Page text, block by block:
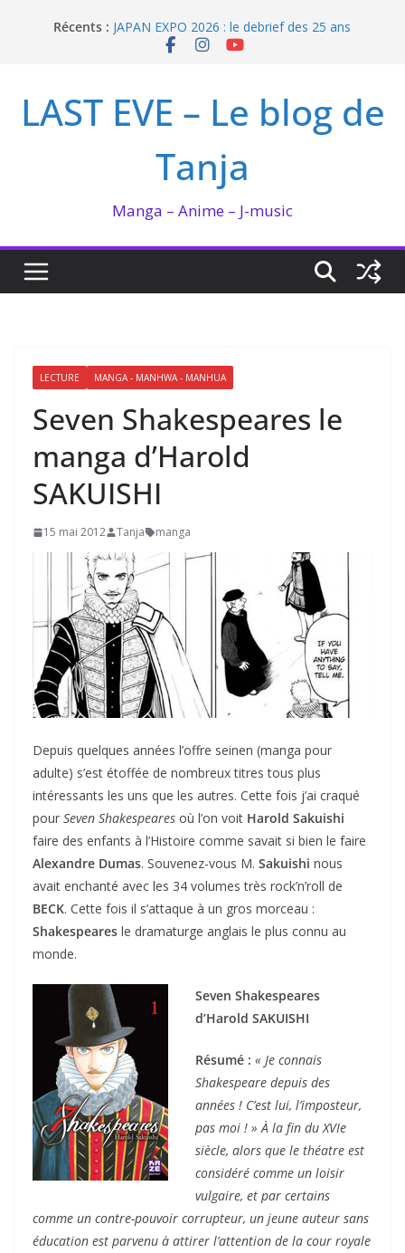
Récents : JAPAN EXPO 2026 : le debrief des 25 ans
Bilan lecture et visionnage de juillet 2026
Enomoto n’est pas un ange
LAST EVE – Le blog de
Tanja
Manga – Anime – J-music
LECTURE MANGA - MANHWA - MANHUA
Seven Shakespeares le
manga d’Harold
SAKUISHI
15 mai 2012 Tanja manga
Depuis quelques années l’offre seinen (manga pour
adulte) s’est étoffée de nombreux titres tous plus
intéressants les uns que les autres. Cette fois j’ai craqué
pour Seven Shakespeares où l’on voit Harold Sakuishi
faire des enfants à l’Histoire comme savait si bien le faire
Alexandre Dumas. Souvenez-vous M. Sakuishi nous
avait enchanté avec les 34 volumes très rock’n’roll de
BECK. Cette fois il s’attaque à un gros morceau :
Shakespeares le dramaturge anglais le plus connu au
monde.
Seven Shakespeares
d’Harold SAKUISHI
Résumé : « Je connais
Shakespeare depuis des
années ! C’est lui, l’imposteur,
pas moi ! » À la fin du XVIe
siècle, alors que le théatre est
considéré comme un loisir
vulgaire, et par certains
comme un contre-pouvoir corrupteur, un jeune auteur sans
éducation est parvenu à attirer l’attention de la cour royale